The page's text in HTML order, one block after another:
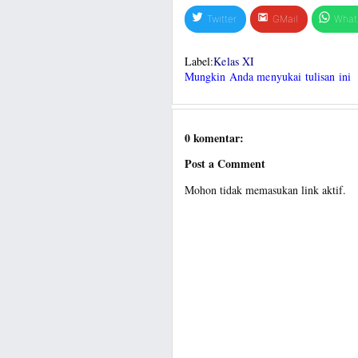
Twitter GMail
Label:Kelas XI
Mungkin Anda menyukai tulisan ini
0 komentar:
Post a Comment
Mohon tidak memasukan link aktif.